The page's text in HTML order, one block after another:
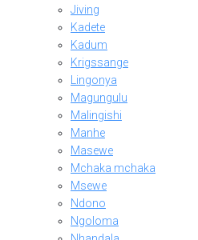
Jiving
Kadete
Kadum
Krigssange
Lingonya
Magungulu
Malingishi
Manhe
Masewe
Mchaka mchaka
Msewe
Ndono
Ngoloma